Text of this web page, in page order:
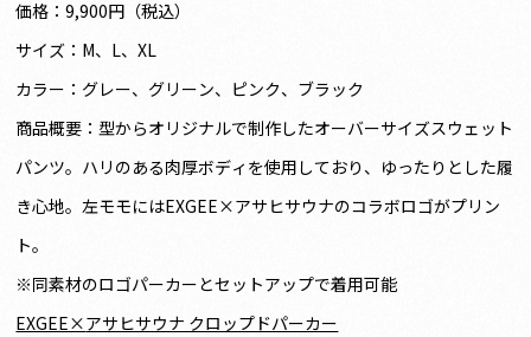
価格：9,900円（税込）
サイズ：M、L、XL
カラー：グレー、グリーン、ピンク、ブラック
商品概要：型からオリジナルで制作したオーバーサイズスウェット
パンツ。ハリのある肉厚ボディを使用しており、ゆったりとした履
き心地。左モモにはEXGEE×アサヒサウナのコラボロゴがプリン
ト。
※同素材のロゴパーカーとセットアップで着用可能
EXGEE×アサヒサウナ クロップドパーカー